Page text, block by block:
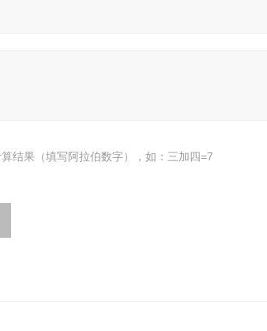
结果（填写阿拉伯数字），如：三加四=7